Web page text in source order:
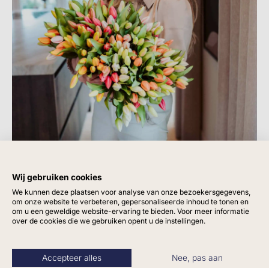
Vazen Giftcard
Wij gebruiken cookies
We kunnen deze plaatsen voor analyse van onze bezoekersgegevens,
om onze website te verbeteren, gepersonaliseerde inhoud te tonen en
om u een geweldige website-ervaring te bieden. Voor meer informatie
over de cookies die we gebruiken opent u de instellingen.
Accepteer alles Nee, pas aan